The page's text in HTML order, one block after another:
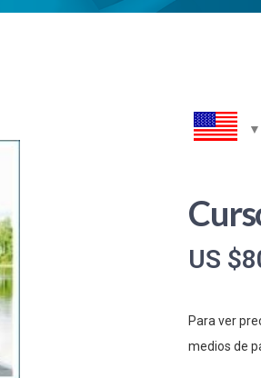
US $
Para ver
medios de